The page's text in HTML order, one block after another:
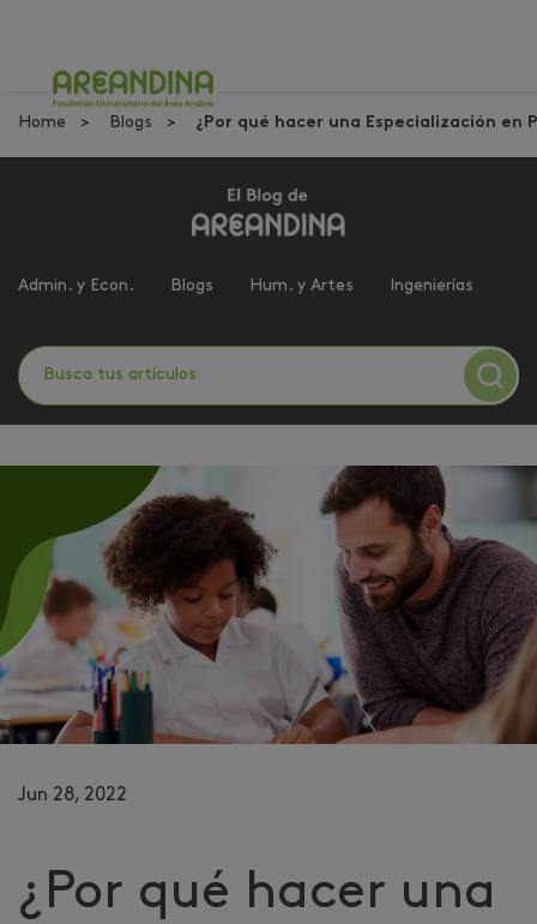
Home Blogs ¿Por qué hacer una Especialización en
Admin. y Econ. Blogs Hum. y Artes Ingenierías
Jun 28, 2022
¿Por qué hacer una